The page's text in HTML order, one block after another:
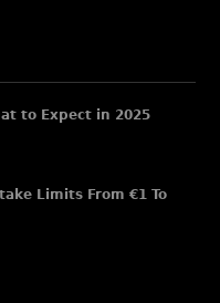
to Expect in 2025
Limits From €1 To